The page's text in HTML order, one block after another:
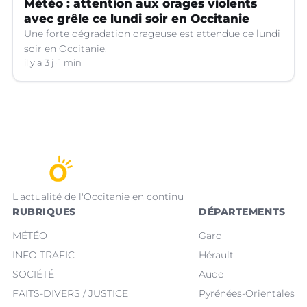
Météo : attention aux orages violents
avec grêle ce lundi soir en Occitanie
Une forte dégradation orageuse est attendue ce lundi
soir en Occitanie.
il y a 3 j 1 min
L'actualité de l'Occitanie en continu
RUBRIQUES
MÉTÉO
INFO TRAFIC
SOCIÉTÉ
FAITS-DIVERS / JUSTICE
DÉPARTEMENTS
Gard
Hérault
Aude
Pyrénées-Orientales